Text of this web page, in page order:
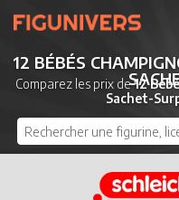
12 BÉBÉS
Comparez les prix de12
Sachet-